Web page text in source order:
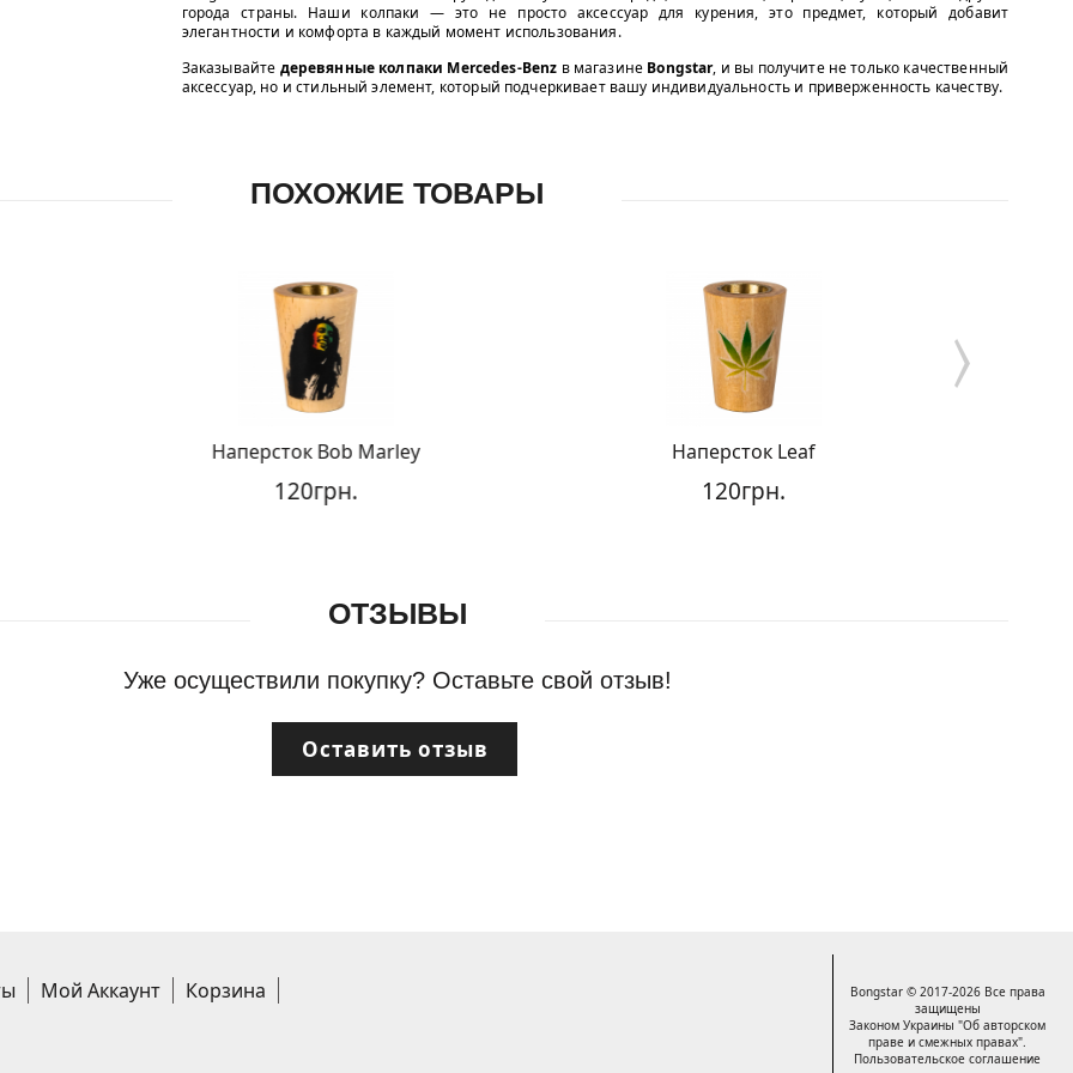
города страны. Наши колпаки — это не просто аксессуар для курения, это предмет, который добавит
элегантности и комфорта в каждый момент использования.
Заказывайте деревянные колпаки Mercedes-Benz в магазине Bongstar, и вы получите не только качественный
аксессуар, но и стильный элемент, который подчеркивает вашу индивидуальность и приверженность качеству.
ПОХОЖИЕ ТОВАРЫ
Наперсток Bob Marley
120грн.
Наперсток Leaf
ОТЗЫВЫ
Уже осуществили покупку? Оставьте свой отзыв!
Оставить отзыв
Мой Аккаунт Корзина
Bongstar © 2017-2026 Все права
защищены
Законом Украины "Об авторском
праве и смежных правах".
Пользовательское соглашение